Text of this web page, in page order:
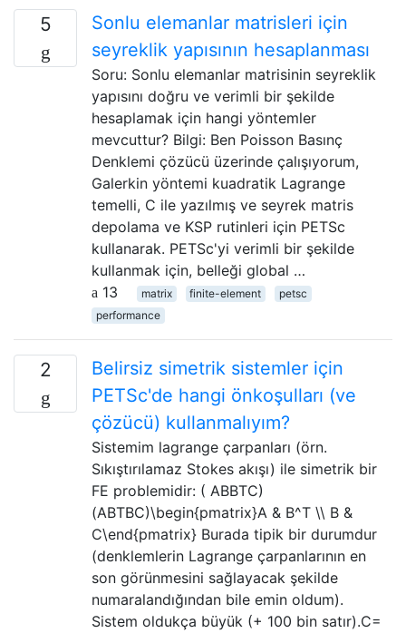
5
Sonlu elemanlar matrisleri için
seyreklik yapısının hesaplanması
Soru: Sonlu elemanlar matrisinin seyreklik
yapısını doğru ve verimli bir şekilde
hesaplamak için hangi yöntemler
mevcuttur? Bilgi: Ben Poisson Basınç
Denklemi çözücü üzerinde çalışıyorum,
Galerkin yöntemi kuadratik Lagrange
temelli, C ile yazılmış ve seyrek matris
depolama ve KSP rutinleri için PETSc
kullanarak. PETSc'yi verimli bir şekilde
kullanmak için, belleği global …
13
matrix finite-element
petsc
performance
2
Belirsiz simetrik sistemler için
PETSc'de hangi önkoşulları (ve
çözücü) kullanmalıyım?
Sistemim lagrange çarpanları (örn.
Sıkıştırılamaz Stokes akışı) ile simetrik bir
FE problemidir: ( ABBTC)
(ABTBC)\begin{pmatrix}A & B^T \\ B &
C\end{pmatrix} Burada tipik bir durumdur
(denklemlerin Lagrange çarpanlarının en
son görünmesini sağlayacak şekilde
numaralandığından bile emin oldum).
Sistem oldukça büyük (+ 100 bin satır).C=